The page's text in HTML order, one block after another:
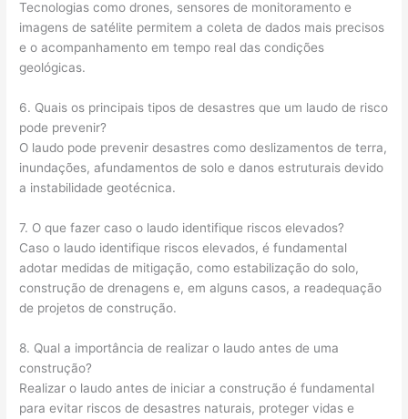
Tecnologias como drones, sensores de monitoramento e
imagens de satélite permitem a coleta de dados mais precisos
e o acompanhamento em tempo real das condições
geológicas.
6. Quais os principais tipos de desastres que um laudo de risco
pode prevenir?
O laudo pode prevenir desastres como deslizamentos de terra,
inundações, afundamentos de solo e danos estruturais devido
a instabilidade geotécnica.
7. O que fazer caso o laudo identifique riscos elevados?
Caso o laudo identifique riscos elevados, é fundamental
adotar medidas de mitigação, como estabilização do solo,
construção de drenagens e, em alguns casos, a readequação
de projetos de construção.
8. Qual a importância de realizar o laudo antes de uma
construção?
Realizar o laudo antes de iniciar a construção é fundamental
para evitar riscos de desastres naturais, proteger vidas e